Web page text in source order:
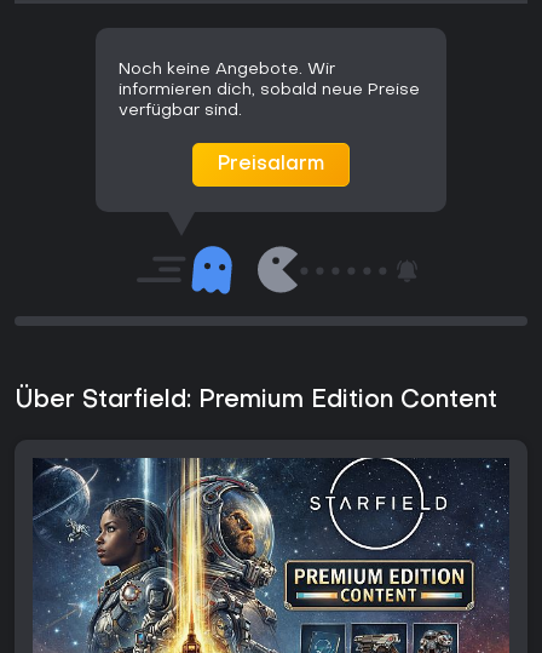
Noch keine Angebote. Wir
informieren dich, sobald neue Preise
verfügbar sind.
Preisalarm
Über Starfield: Premium Edition Content